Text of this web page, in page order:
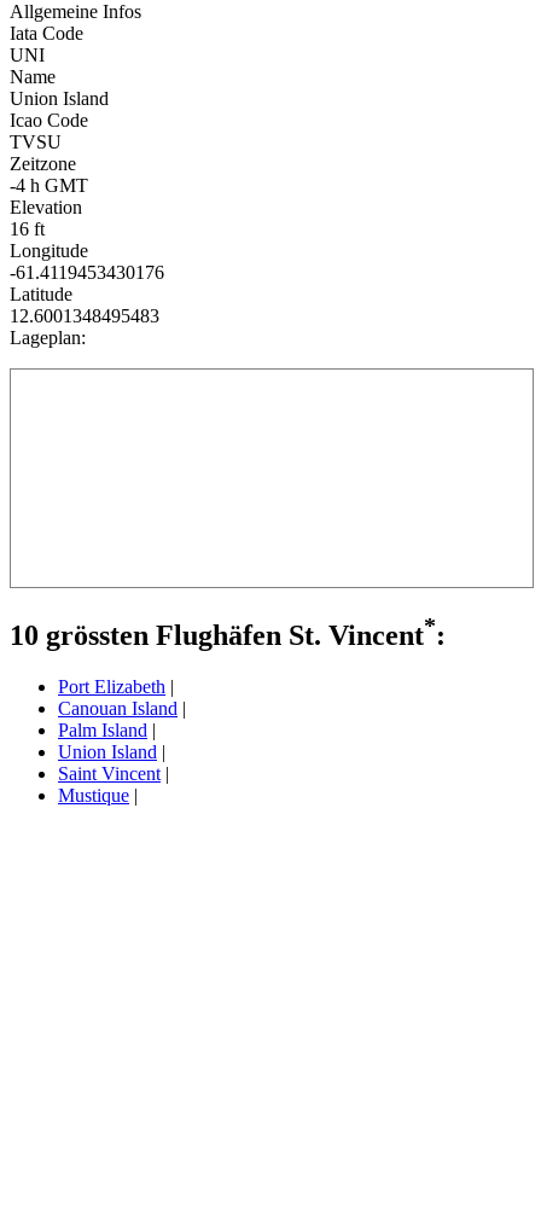
Allgemeine Infos
Iata Code
UNI
Name
Union Island
Icao Code
TVSU
Zeitzone
-4 h GMT
Elevation
16 ft
Longitude
-61.4119453430176
Latitude
12.6001348495483
Lageplan:
10 grössten Flughäfen St. Vincent*:
Port Elizabeth |
Canouan Island |
Palm Island |
Union Island |
Saint Vincent |
Mustique |